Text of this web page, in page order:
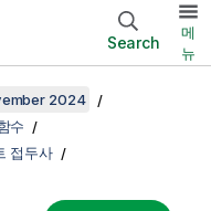
Search
메
뉴
2024
수
접두사